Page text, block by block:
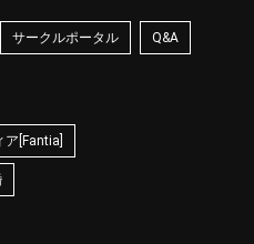
サークルポータル Q&A
ア[Fantia]